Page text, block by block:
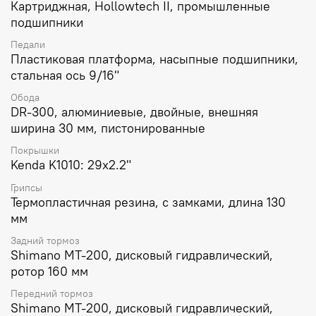
Картриджная, Hollowtech II, промышленные
подшипники
Педали
Пластиковая платформа, насыпные подшипники,
стальная ось 9/16"
Обода
DR-300, алюминиевые, двойные, внешняя
ширина 30 мм, пистонированные
Покрышки
Kenda K1010: 29x2.2"
Грипсы
Термопластичная резина, с замками, длина 130
мм
Задний тормоз
Shimano MT-200, дисковый гидравлический,
ротор 160 мм
Передний тормоз
Shimano MT-200, дисковый гидравлический,